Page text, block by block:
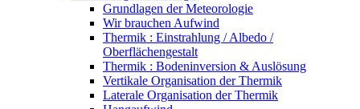
Grundlagen der Meteorologie
Wir brauchen Aufwind
Thermik : Einstrahlung / Albedo /
Oberflächengestalt
Thermik : Bodeninversion & Auslösung
Vertikale Organisation der Thermik
Laterale Organisation der Thermik